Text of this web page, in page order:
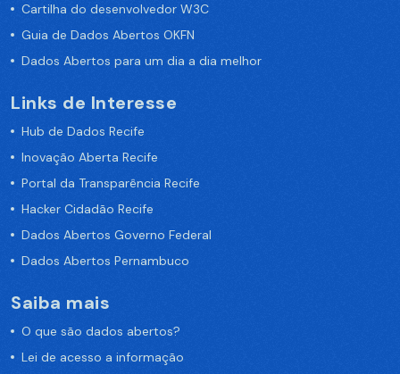
Cartilha do desenvolvedor W3C
Guia de Dados Abertos OKFN
Dados Abertos para um dia a dia melhor
Links de Interesse
Hub de Dados Recife
Inovação Aberta Recife
Portal da Transparência Recife
Hacker Cidadão Recife
Dados Abertos Governo Federal
Dados Abertos Pernambuco
Saiba mais
O que são dados abertos?
Lei de acesso a informação